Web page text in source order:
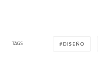
TAGS DISEÑO